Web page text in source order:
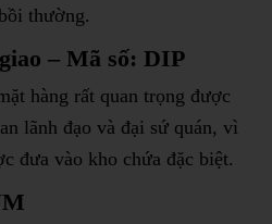
thường.
– Mã số: DIP
hàng rất quan trọng được
lãnh đạo và đại sứ quán, vì
đưa vào kho chứa đặc biệt.